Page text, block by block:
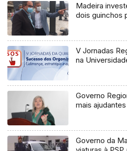
Madeira
dois guinchos
V Jornadas
na
Governo
mais
Governo da